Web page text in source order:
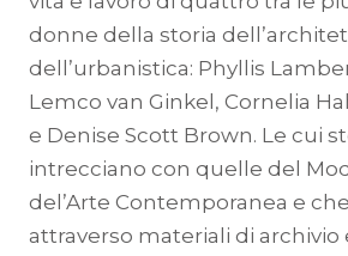
donne della storia
dell’urbanistica: Phyllis
Lemco van Ginkel, Cornelia
e Denise Scott Brown. Le cui
intrecciano con quelle del
del’Arte Contemporanea e
attraverso materiali di archivio